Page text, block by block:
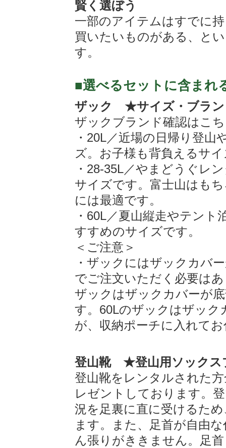
賢く選ぼう
一部のアイテムはすでに
買いたいものがある、と
す。
■選べるセットに含まれ
ザック ★サイズ・ブラン
ザックブランド確認はこ
・20L／近場の日帰り登
ズ。お子様も背負えるサ
・28-35L／やまどうぐレ
サイズです。富士山はも
には最適です。
・60L／夏山縦走やテン
すすめのサイズです。
＜ご注意＞
・ザックにはザックカバ
でご注文いただく必要は
ザックはザックカバーが
す。60Lのザックはザッ
が、収納ポーチに入れて
登山靴 ★登山用ソックス
登山靴をレンタルされた
レゼントしております。
況を足裏に直に受けるた
ます。また、足首が自由
ん張りがききません。足